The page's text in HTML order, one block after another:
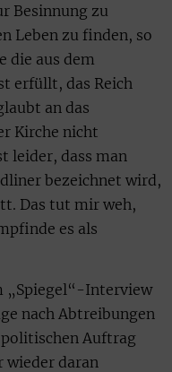
Besinnung zu
Leben zu finden, so
die aus dem
erfüllt, das Reich
an das
Kirche nicht
leider, dass man
bezeichnet wird,
Das tut mir weh,
es als
„Spiegel“-Interview
nach Abtreibungen
Auftrag
wieder daran